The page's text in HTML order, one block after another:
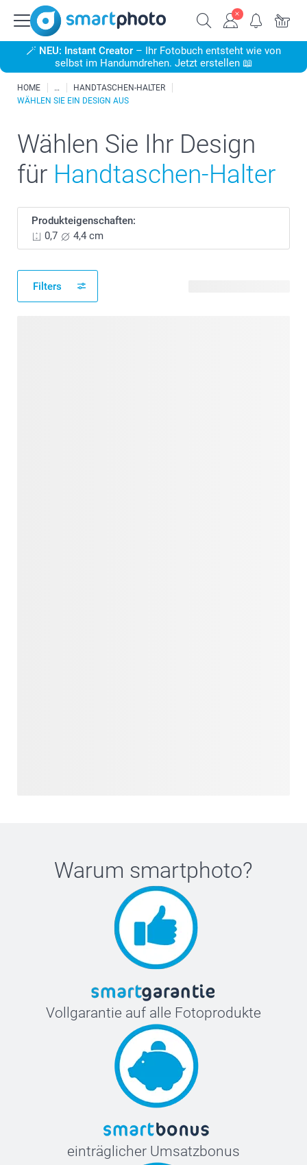
🪄 NEU: Instant Creator – Ihr Fotobuch entsteht wie von
selbst im Handumdrehen. Jetzt erstellen 📖
HOME
HANDTASCHEN-HALTER
WÄHLEN SIE EIN DESIGN AUS
Wählen Sie Ihr Design
für Handtaschen-Halter
Produkteigenschaften:
0,7
4,4 cm
Filters
Warum smartphoto?
Vollgarantie auf alle Fotoprodukte
einträglicher Umsatzbonus